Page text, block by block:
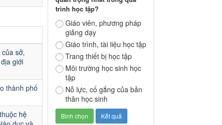
sở,
giới
thành phố
hệ
quyết của Sở Giáo dục và
Đào tạo, Ủy ban nhân dân
cấp huyện
Quyết định công bố thủ tục
hành chính bị bãi bỏ trong lĩnh
vực giáo dục đào tạo thuộc hệ
giáo dục quốc dân và cơ sở
giáo dục khác thuộc thẩm
quyền giải quyết của Sở Giáo
dục và Đào tạo, Ủy ban nhân
dân cấp huyện
Ngày ban hành: 30/09/2024
trình học tập?
Giáo viên, phương pháp
giảng dạy
Giáo trình, tài liệu học tập
Trang thiết bị học tập
Môi trường học sinh học
tập
Nỗ lực, cố gắng của bản
thân học sinh